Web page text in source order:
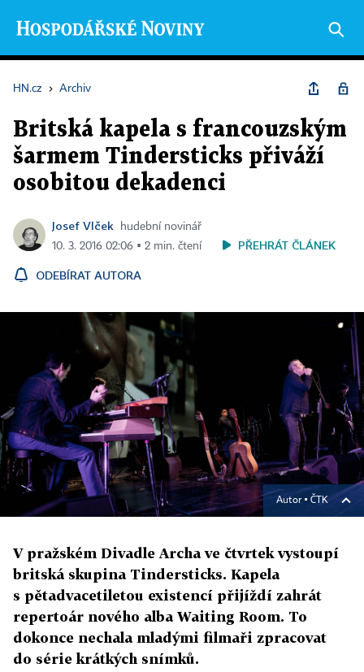
HN.cz › Archiv
Britská kapela s francouzským
šarmem Tindersticks přiváží
osobitou dekadenci
Josef Vlček
hudební novinář
10. 3. 2016 02:06 ▪ 2 min. čtení
PŘEHRÁT ČLÁNEK
ODEBÍRAT AUTORA
Autor ▪ ČTK
V pražském Divadle Archa ve čtvrtek vystoupí
britská skupina Tindersticks. Kapela
s pětadvacetiletou existencí přijíždí zahrát
repertoár nového alba Waiting Room. To
dokonce nechala mladými filmaři zpracovat
do série krátkých snímků.